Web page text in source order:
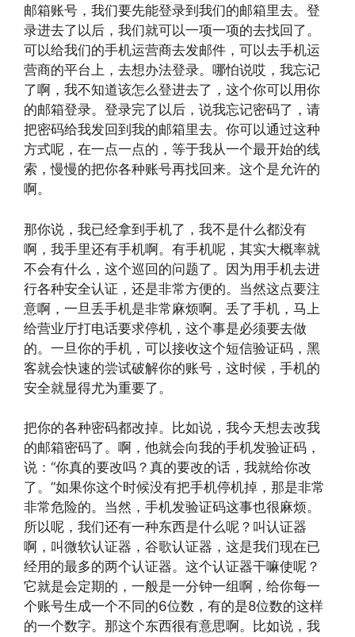
邮箱账号，我们要先能登录到我们的邮箱里去。登
录进去了以后，我们就可以一项一项的去找回了。
可以给我们的手机运营商去发邮件，可以去手机运
营商的平台上，去想办法登录。哪怕说哎，我忘记
了啊，我不知道该怎么登进去了，这个你可以用你
的邮箱登录。登录完了以后，说我忘记密码了，请
把密码给我发回到我的邮箱里去。你可以通过这种
方式呢，在一点一点的，等于我从一个最开始的线
索，慢慢的把你各种账号再找回来。这个是允许的
啊。
那你说，我已经拿到手机了，我不是什么都没有
啊，我手里还有手机啊。有手机呢，其实大概率就
不会有什么，这个巡回的问题了。因为用手机去进
行各种安全认证，还是非常方便的。当然这点要注
意啊，一旦丢手机是非常麻烦啊。丢了手机，马上
给营业厅打电话要求停机，这个事是必须要去做
的。一旦你的手机，可以接收这个短信验证码，黑
客就会快速的尝试破解你的账号，这时候，手机的
安全就显得尤为重要了。
把你的各种密码都改掉。比如说，我今天想去改我
的邮箱密码了。啊，他就会向我的手机发验证码，
说：“你真的要改吗？真的要改的话，我就给你改
了。”如果你这个时候没有把手机停机掉，那是非常
非常危险的。当然，手机发验证码这事也很麻烦。
所以呢，我们还有一种东西是什么呢？叫认证器
啊，叫微软认证器，谷歌认证器，这是我们现在已
经用的最多的两个认证器。这个认证器干嘛使呢？
它就是会定期的，一般是一分钟一组啊，给你每一
个账号生成一个不同的6位数，有的是8位数的这样
的一个数字。那这个东西很有意思啊。比如说，我